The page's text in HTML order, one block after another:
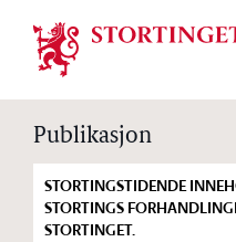
Publikasjon
STORTINGSTIDENDE
STORTINGS
STORTINGET.